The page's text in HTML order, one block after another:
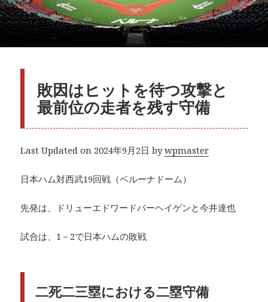
敗因はヒットを待つ攻撃と
最前位の走者を残す守備
Last Updated on 2024年9月2日 bywpmaster
日本ハム対西武19回戦（ベルーナドーム）
先発は、ドリューエドワードバーヘイゲンと今井達也
試合は、1－2で日本ハムの敗戦
二死二三塁における二塁守備